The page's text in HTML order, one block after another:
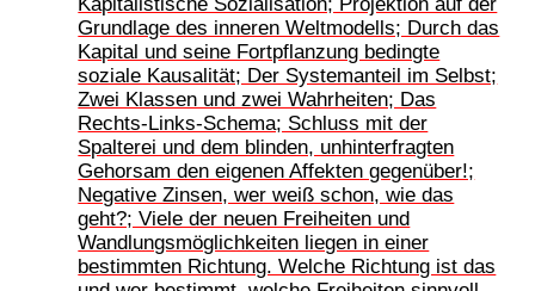
Grundlage des inneren Weltmodells; Durch das
Kapital und seine Fortpflanzung bedingte
soziale Kausalität; Der Systemanteil im Selbst;
Zwei Klassen und zwei Wahrheiten; Das
Rechts-Links-Schema; Schluss mit der
Spalterei und dem blinden, unhinterfragten
Gehorsam den eigenen Affekten gegenüber!;
Negative Zinsen, wer weiß schon, wie das
geht?; Viele der neuen Freiheiten und
Wandlungsmöglichkeiten liegen in einer
bestimmten Richtung. Welche Richtung ist das